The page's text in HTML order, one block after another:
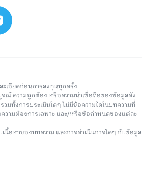
เอียดก่อนการลงทุนทุกครั้ง
รณ์ ความถูกต้อง หรือความน่าเชื่อถือของข้อมูลดัง
มทั้งการประเมินใดๆ ไม่มีข้อความใดในบทความที่
วามต้องการเฉพาะ และ/หรือข้อกำหนดของแต่ละ
นื้อหาของบทความ และการดำเนินการใดๆ กับข้อมูล